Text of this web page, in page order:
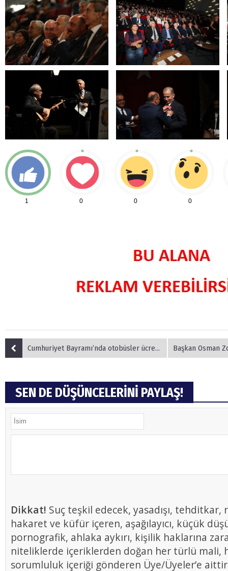
1 0 0 0
Cumhuriyet Bayramı’nda otobüsler ücretsiz Başkan Osman Zolan
SEN DE DÜŞÜNCELERİNİ PAYLAŞ!
Dikkat! Suç teşkil edecek, yasadışı, tehditkar,
hakaret ve küfür içeren, aşağılayıcı, küçük
pornografik, ahlaka aykırı, kişilik haklarına
niteliklerde içeriklerden doğan her türlü mali,
sorumluluk içeriği gönderen Üye/Üyeler’e